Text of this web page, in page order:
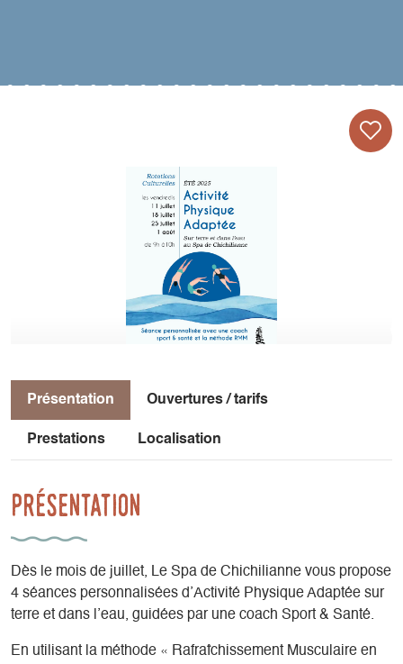
Présentation Ouvertures / tarifs
Prestations Localisation
Présentation
Dès le mois de juillet, Le Spa de Chichilianne vous propose
4 séances personnalisées d’Activité Physique Adaptée sur
terre et dans l’eau, guidées par une coach Sport & Santé.
En utilisant la méthode « Rafraîchissement Musculaire en